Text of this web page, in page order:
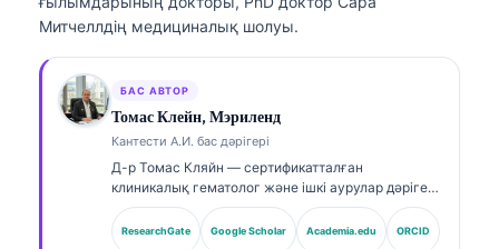
Митчеллдің медициналық шолуы.
БАС АВТОР
Томас Клейн, Мэриленд
Кантести А.И. бас дәрігері
Д-р Томас Кляйн — сертификатталған
клиникалық гематолог және ішкі аурулар дәрігері,
зертханалық медицина және ЖИ-мен (AI)
көмектесетін клиникалық талдау саласында 15
ResearchGate Google Scholar Academia.edu ORCID